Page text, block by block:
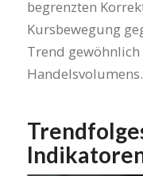
begrenzten
Kursbewegung
Trend gewöhnlich
Handelsvolumens.